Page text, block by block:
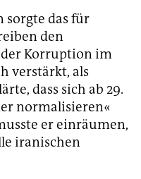
sorgte das für
den
Korruption im
verstärkt, als
dass sich ab 29.
normalisieren«
er einräumen,
iranischen